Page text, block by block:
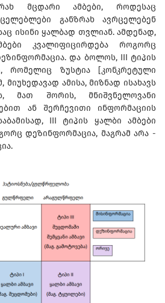
მცდარი ამბები, როდესაც
განზრახ ავრცელებენ
ისინი ყალბად თვლიან. ამდენად,
კვალიფიცირდება როგორც
და ბოლოს, III ტიპის
რომელიც ზუსტია [კონკრეტული
მიუხედავად ამისა, მიზნად ისახავს
მათ შორის, მნიშვნელოვანი
ან შერჩევითი ინფორმაციის
III ტიპის ყალბი ამბები
დეზინფორმაცია, მაგრამ არა -